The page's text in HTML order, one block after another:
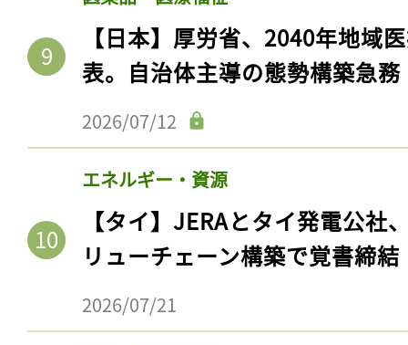
【日本】厚労省、2040年地域
表。自治体主導の態勢構築急務
2026/07/12
エネルギー・資源
【タイ】JERAとタイ発電公社
リューチェーン構築で覚書締結
2026/07/21